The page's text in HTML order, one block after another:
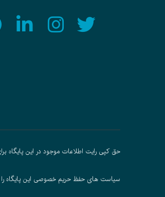
حق کپی رایت اطلاعات موجود در این پایگاه
سیاست های حفظ حریم خصوصی این پایگاه